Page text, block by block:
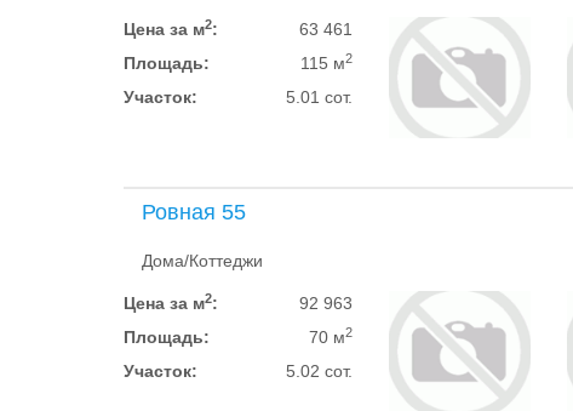
Цена за м2:
63 461
Площадь:
115 м2
Участок: 5.01 сот.
Ровная 55
Дома/Коттеджи
Цена за м2:
92 963
Площадь:
70 м2
Участок: 5.02 сот.